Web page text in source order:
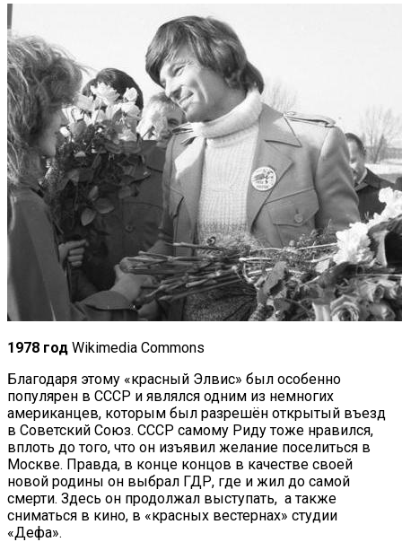
1978 год Wikimedia Commons
Благодаря этому «красный Элвис» был особенно
популярен в СССР и являлся одним из немногих
американцев, которым был разрешён открытый въезд
в Советский Союз. СССР самому Риду тоже нравился,
вплоть до того, что он изъявил желание поселиться в
Москве. Правда, в конце концов в качестве своей
новой родины он выбрал ГДР, где и жил до самой
смерти. Здесь он продолжал выступать, а также
сниматься в кино, в «красных вестернах» студии
«Дефа».